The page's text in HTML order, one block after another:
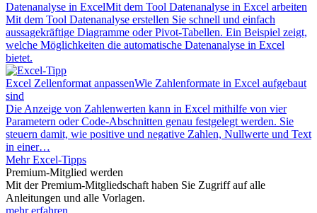
Datenanalyse in ExcelMit dem Tool Datenanalyse in Excel arbeiten
Mit dem Tool Datenanalyse erstellen Sie schnell und einfach
aussagekräftige Diagramme oder Pivot-Tabellen. Ein Beispiel zeigt,
welche Möglichkeiten die automatische Datenanalyse in Excel
bietet.
Excel Zellenformat anpassenWie Zahlenformate in Excel aufgebaut
sind
Die Anzeige von Zahlenwerten kann in Excel mithilfe von vier
Parametern oder Code-Abschnitten genau festgelegt werden. Sie
steuern damit, wie positive und negative Zahlen, Nullwerte und Text
in einer…
Mehr Excel-Tipps
Premium-Mitglied werden
Mit der Premium-Mitgliedschaft haben Sie Zugriff auf alle
Anleitungen und alle Vorlagen.